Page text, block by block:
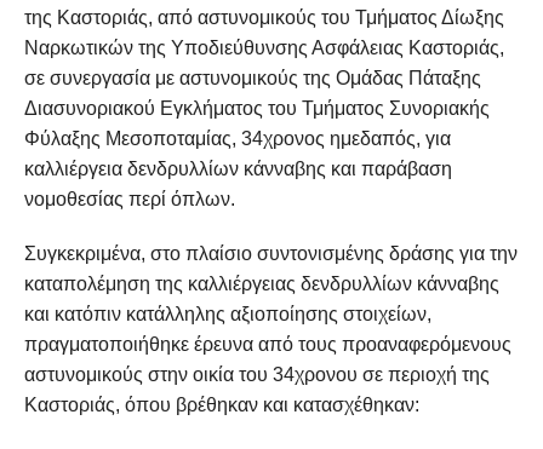
της Καστοριάς, από αστυνομικούς του Τμήματος Δίωξης
Ναρκωτικών της Υποδιεύθυνσης Ασφάλειας Καστοριάς,
σε συνεργασία με αστυνομικούς της Ομάδας Πάταξης
Διασυνοριακού Εγκλήματος του Τμήματος Συνοριακής
Φύλαξης Μεσοποταμίας, 34χρονος ημεδαπός, για
καλλιέργεια δενδρυλλίων κάνναβης και παράβαση
νομοθεσίας περί όπλων.
Συγκεκριμένα, στο πλαίσιο συντονισμένης δράσης για την
καταπολέμηση της καλλιέργειας δενδρυλλίων κάνναβης
και κατόπιν κατάλληλης αξιοποίησης στοιχείων,
πραγματοποιήθηκε έρευνα από τους προαναφερόμενους
αστυνομικούς στην οικία του 34χρονου σε περιοχή της
Καστοριάς, όπου βρέθηκαν και κατασχέθηκαν: